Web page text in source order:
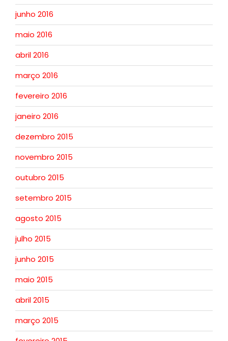
junho 2016
maio 2016
abril 2016
março 2016
fevereiro 2016
janeiro 2016
dezembro 2015
novembro 2015
outubro 2015
setembro 2015
agosto 2015
julho 2015
junho 2015
maio 2015
abril 2015
março 2015